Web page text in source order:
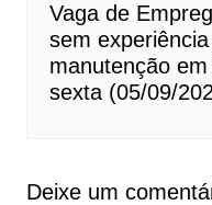
Vaga de
sem
manutenção
sexta (05/09/
Deixe um